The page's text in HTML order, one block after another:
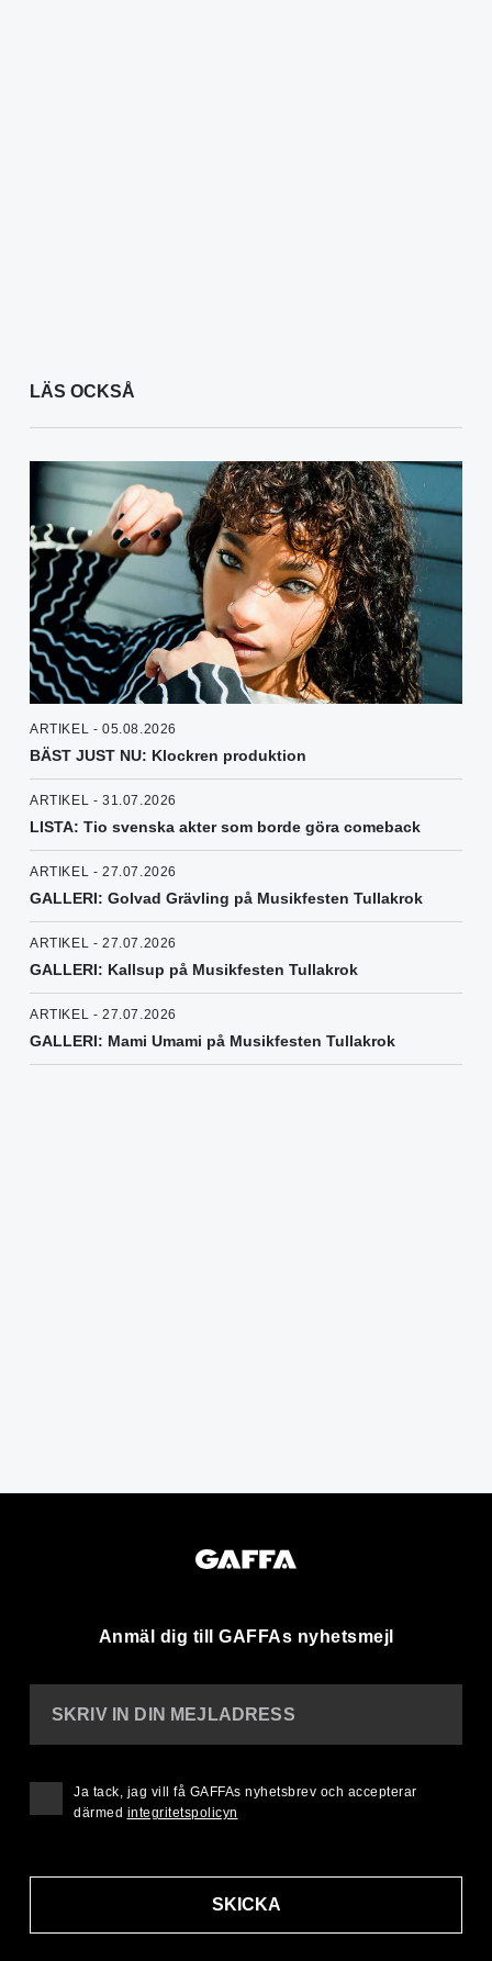
LÄS OCKSÅ
ARTIKEL - 05.08.2026
BÄST JUST NU: Klockren produktion
ARTIKEL - 31.07.2026
LISTA: Tio svenska akter som borde göra comeback
ARTIKEL - 27.07.2026
GALLERI: Golvad Grävling på Musikfesten Tullakrok
ARTIKEL - 27.07.2026
GALLERI: Kallsup på Musikfesten Tullakrok
ARTIKEL - 27.07.2026
GALLERI: Mami Umami på Musikfesten Tullakrok
Anmäl dig till GAFFAs nyhetsmejl
SKRIV IN DIN MEJLADRESS
SKICKA
Ja tack, jag vill få GAFFAs nyhetsbrev och accepterar
därmed integritetspolicyn